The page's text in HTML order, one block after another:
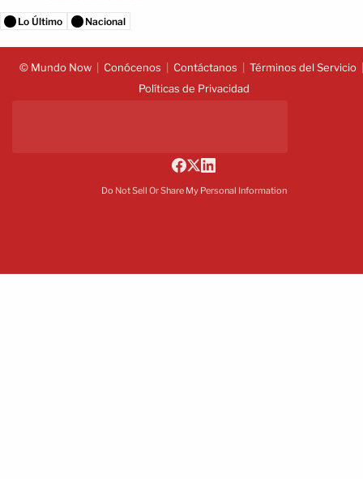
Lo Último Nacional
© Mundo Now Conócenos Contáctanos
Términos del Servicio
Políticas de Privacidad
Do Not Sell Or Share My Personal Information